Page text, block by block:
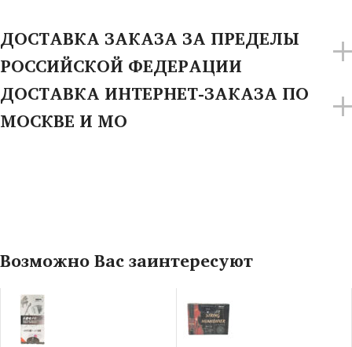
ДОСТАВКА ЗАКАЗА ЗА ПРЕДЕЛЫ
РОССИЙСКОЙ ФЕДЕРАЦИИ
ДОСТАВКА ИНТЕРНЕТ-ЗАКАЗА ПО
МОСКВЕ И МО
Возможно Вас заинтересуют